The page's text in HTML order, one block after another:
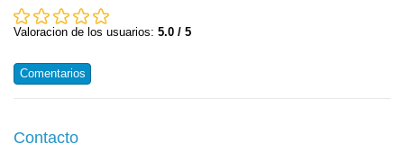
Valoracion de los usuarios: 5.0 / 5
Comentarios
Contacto